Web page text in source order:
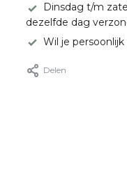
Dinsdag t/m
dezelfde dag
Wil je
Delen